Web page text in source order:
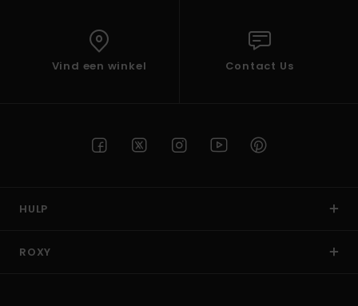
Vind een winkel Contact Us
HULP
ROXY